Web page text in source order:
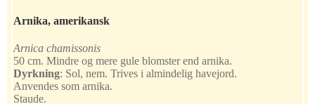
Arnika, amerikansk
Arnica chamissonis
50 cm. Mindre og mere gule blomster end arnika.
Dyrkning: Sol, nem. Trives i almindelig havejord.
Anvendes som arnika.
Staude.